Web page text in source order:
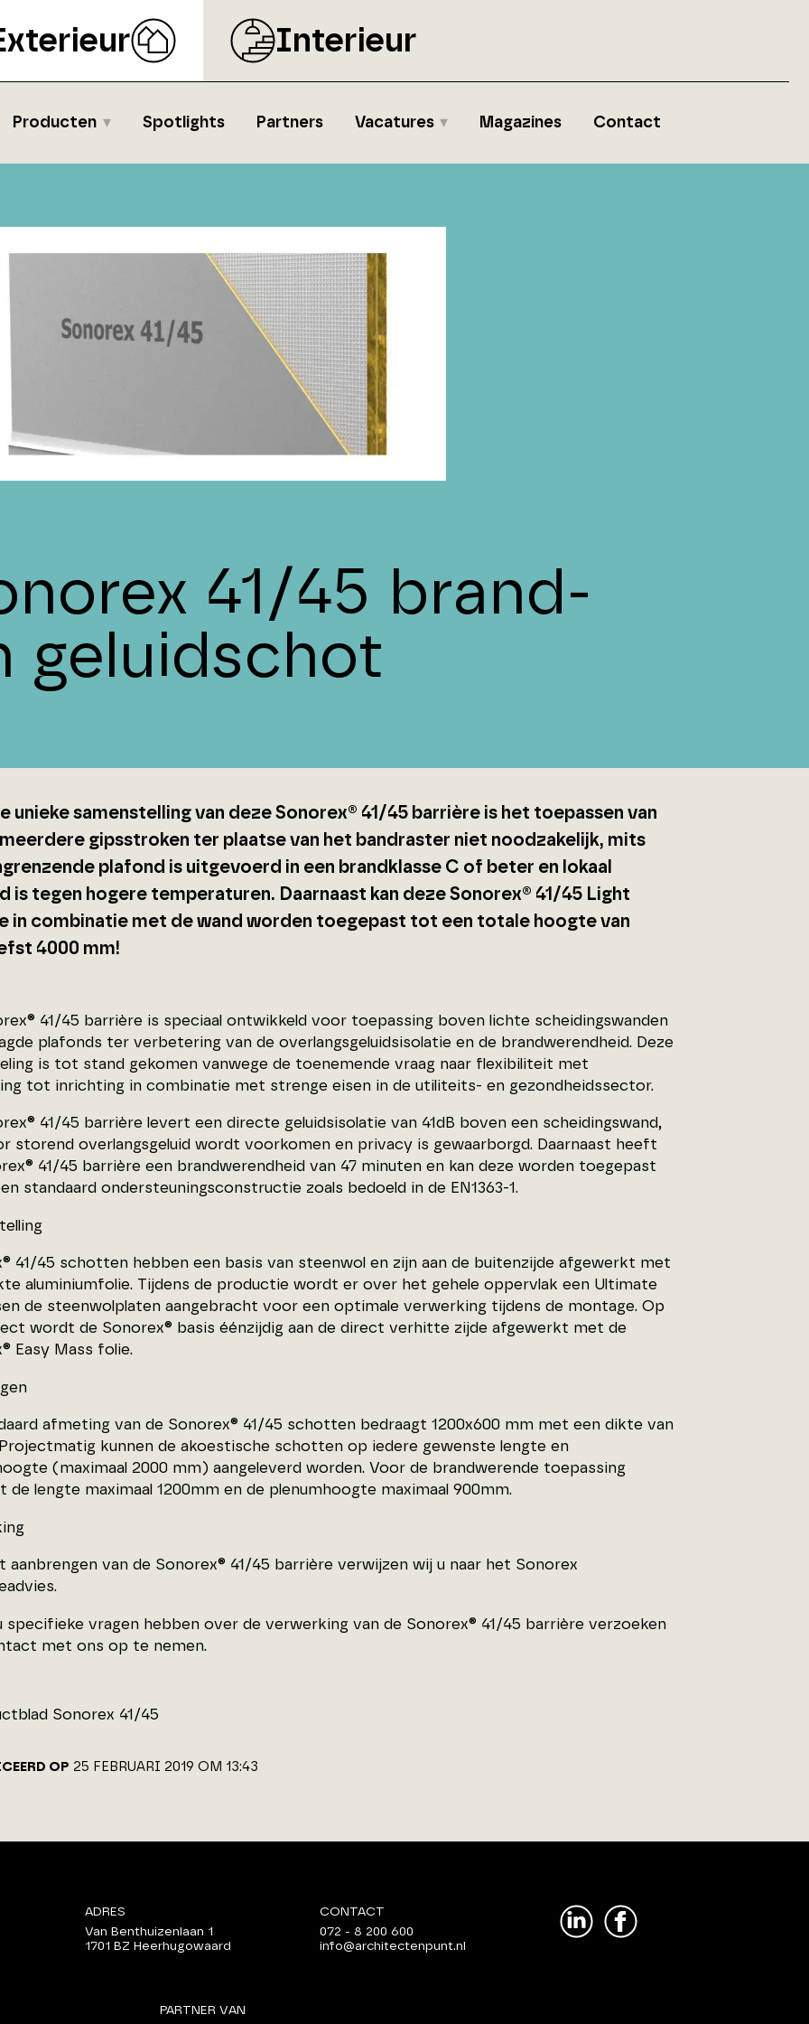
Interieur
Producten Spotlights Partners Vacatures Magazines Contact
41/45 brand-
geluidschot
unieke samenstelling van deze Sonorex® 41/45 barrière is het toepassen van
gipsstroken ter plaatse van het bandraster niet noodzakelijk, mits
plafond is uitgevoerd in een brandklasse C of beter en lokaal
is tegen hogere temperaturen. Daarnaast kan deze Sonorex® 41/45 Light
in combinatie met de wand worden toegepast tot een totale hoogte van
4000 mm!
41/45 barrière is speciaal ontwikkeld voor toepassing boven lichte scheidingswanden
plafonds ter verbetering van de overlangsgeluidsisolatie en de brandwerendheid. Deze
is tot stand gekomen vanwege de toenemende vraag naar flexibiliteit met
tot inrichting in combinatie met strenge eisen in de utiliteits- en gezondheidssector.
41/45 barrière levert een directe geluidsisolatie van 41dB boven een scheidingswand,
storend overlangsgeluid wordt voorkomen en privacy is gewaarborgd. Daarnaast heeft
41/45 barrière een brandwerendheid van 47 minuten en kan deze worden toegepast
standaard ondersteuningsconstructie zoals bedoeld in de EN1363-1.
41/45 schotten hebben een basis van steenwol en zijn aan de buitenzijde afgewerkt met
aluminiumfolie. Tijdens de productie wordt er over het gehele oppervlak een Ultimate
de steenwolplaten aangebracht voor een optimale verwerking tijdens de montage. Op
wordt de Sonorex® basis éénzijdig aan de direct verhitte zijde afgewerkt met de
Easy Mass folie.
afmeting van de Sonorex® 41/45 schotten bedraagt 1200x600 mm met een dikte van
Projectmatig kunnen de akoestische schotten op iedere gewenste lengte en
(maximaal 2000 mm) aangeleverd worden. Voor de brandwerende toepassing
de lengte maximaal 1200mm en de plenumhoogte maximaal 900mm.
aanbrengen van de Sonorex® 41/45 barrière verwijzen wij u naar het Sonorex
specifieke vragen hebben over de verwerking van de Sonorex® 41/45 barrière verzoeken
met ons op te nemen.
Sonorex 41/45
OP 25 FEBRUARI 2019 OM 13:43
ADRES
Van Benthuizenlaan 1
1701 BZ Heerhugowaard
CONTACT
072 - 8 200 600
info@architectenpunt.nl
PARTNER VAN